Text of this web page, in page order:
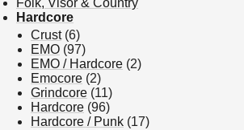
Folk, Visor & Country
Hardcore
Crust(6)
EMO (97)
EMO / Hardcore (2)
Emocore (2)
Grindcore (11)
Hardcore (96)
Hardcore / Punk (17)